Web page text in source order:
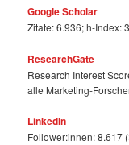
Google Scholar
Zitate: 6.936; h-Index:
ResearchGate
Research Interest
alle Marketing-
LinkedIn
Follower:innen: 8.617